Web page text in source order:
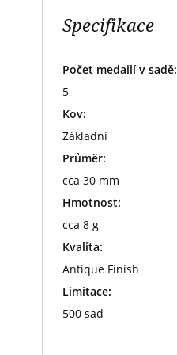
Specifikace
Počet medailí v sadě:
5
Kov:
Základní
Průměr:
cca 30 mm
Hmotnost:
cca 8 g
Kvalita:
Antique Finish
Limitace:
500 sad